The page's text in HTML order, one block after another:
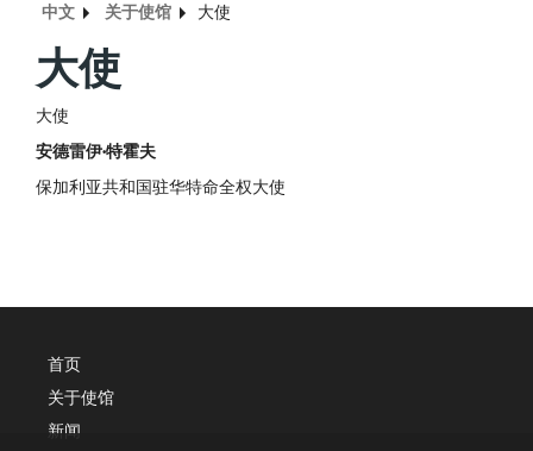
中文 关于使馆 大使
大使
大使
安德雷伊·特霍夫
保加利亚共和国驻华特命全权大使
首页
关于使馆
新闻